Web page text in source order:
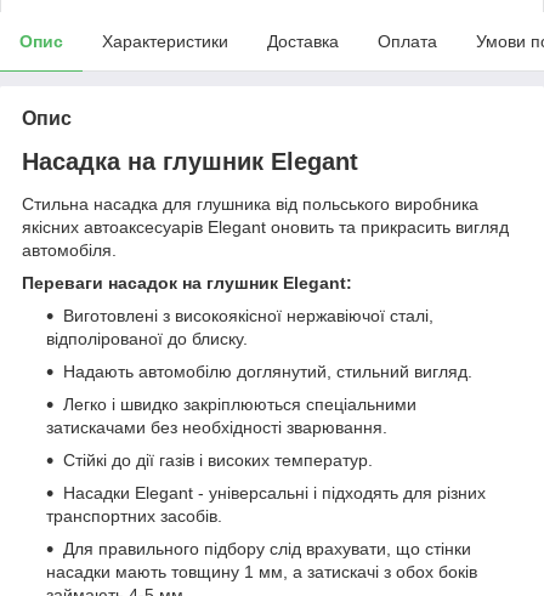
Опис Характеристики Доставка Оплата Умови
Опис
Насадка на глушник Elegant
Стильна насадка для глушника від польського виробника
якісних автоаксесуарів Elegant оновить та прикрасить вигляд
автомобіля.
Переваги насадок на глушник Elegant:
Виготовлені з високоякісної нержавіючої сталі,
відполірованої до блиску.
Надають автомобілю доглянутий, стильний вигляд.
Легко і швидко закріплюються спеціальними
затискачами без необхідності зварювання.
Стійкі до дії газів і високих температур.
Насадки Elegant - універсальні і підходять для різних
транспортних засобів.
Для правильного підбору слід врахувати, що стінки
насадки мають товщину 1 мм, а затискачі з обох боків